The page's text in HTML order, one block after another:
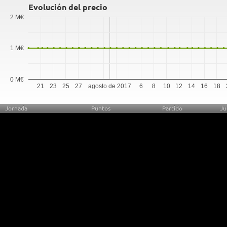
Evolución del precio
agosto de 2017
21 23 25 27 6 8 10 12 14 16 18
0 M€
1 M€
2 M€
Jornada Puntos Partido